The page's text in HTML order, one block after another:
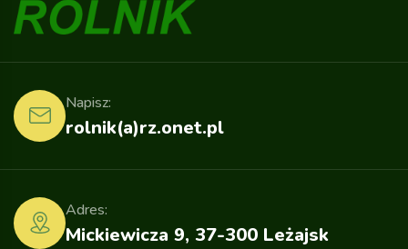
rolnik(a)rz.onet.pl
Napisz:
Mickiewicza 9, 37-300 Leżajsk
Adres: